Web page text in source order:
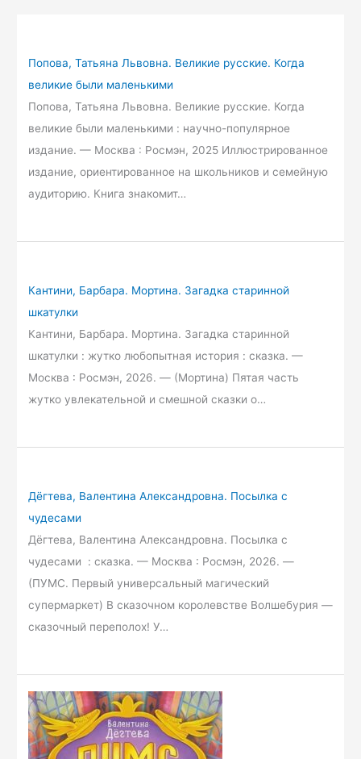
Попова, Татьяна Львовна. Великие русские. Когда
великие были маленькими
Попова, Татьяна Львовна. Великие русские. Когда
великие были маленькими : научно-популярное
издание. — Москва : Росмэн, 2025 Иллюстрированное
издание, ориентированное на школьников и семейную
аудиторию. Книга знакомит…
Кантини, Барбара. Мортина. Загадка старинной
шкатулки
Кантини, Барбара. Мортина. Загадка старинной
шкатулки : жутко любопытная история : сказка. —
Москва : Росмэн, 2026. — (Мортина) Пятая часть
жутко увлекательной и смешной сказки о…
Дёгтева, Валентина Александровна. Посылка с
чудесами
Дёгтева, Валентина Александровна. Посылка с
чудесами : сказка. — Москва : Росмэн, 2026. —
(ПУМС. Первый универсальный магический
супермаркет) В сказочном королевстве Волшебурия —
сказочный переполох! У…